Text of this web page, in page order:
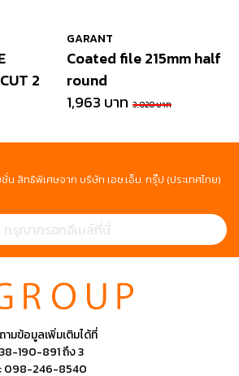
2
GARANT
Coated file 215mm half
round
1,963 บาท 3,020 บาท
น สิทธิพิเศษจาก บริษัท เอช.เอ็ม. กรุ๊ป (ประเทศไทย)
มข้อมูลเพิ่มเติมได้ที่
190-891 ถึง 3
098-246-8540